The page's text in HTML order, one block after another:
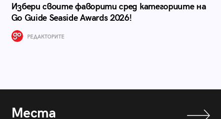
Избери своите фаворити сред категориите на
Go Guide Seaside Awards 2026!
РЕДАКТОРИТЕ
Места